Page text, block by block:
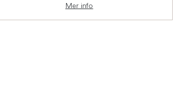
Mer info